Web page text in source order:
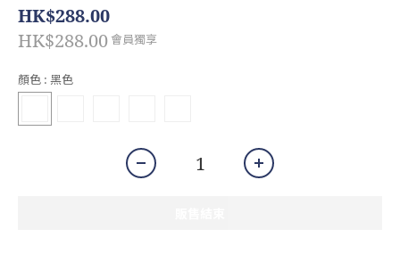
HK$288.00
HK$288.00 會員獨享
顏色 : 黑色